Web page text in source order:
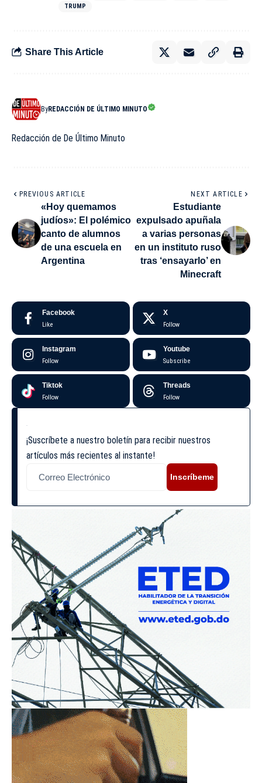
TRUMP
Share This Article
ByREDACCIÓN DE ÚLTIMO MINUTO
Redacción de De Último Minuto
PREVIOUS ARTICLE
«Hoy quemamos
judíos»: El polémico
canto de alumnos
de una escuela en
Argentina
NEXT ARTICLE
Estudiante
expulsado apuñala
a varias personas
en un instituto ruso
tras ‘ensayarlo’ en
Minecraft
Facebook
Like
X
Follow
Instagram
Follow
Youtube
Subscribe
Tiktok
Follow
Threads
Follow
¡Suscríbete a nuestro boletín para recibir nuestros
artículos más recientes al instante!
Inscríbeme